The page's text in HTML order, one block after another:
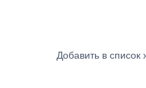
Добавить в список